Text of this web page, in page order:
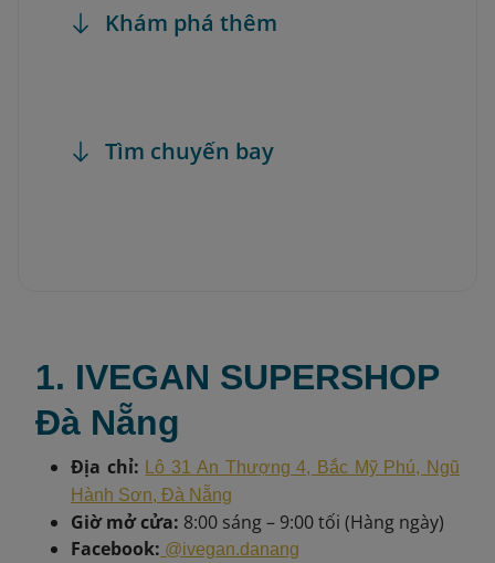
Khám phá thêm
Tìm chuyến bay
1. IVEGAN SUPERSHOP
Đà Nẵng
Địa chỉ:
Lô 31 An Thượng 4, Bắc Mỹ Phú, Ngũ
Hành Sơn, Đà Nẵng
Giờ mở cửa: 8:00 sáng – 9:00 tối (Hàng ngày)
Facebook: @ivegan.danang